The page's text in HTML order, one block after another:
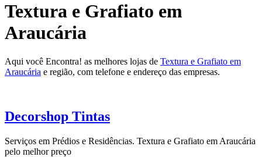
Textura e Grafiato em
Araucária
Aqui você Encontra! as melhores lojas de Textura e Grafiato em
Araucária e região, com telefone e endereço das empresas.
Decorshop Tintas
Serviços em Prédios e Residências. Textura e Grafiato em Araucária
pelo melhor preço